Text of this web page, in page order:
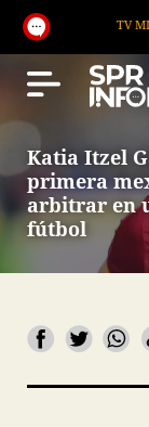
TV
Katia Itzel
primera
arbitrar en
fútbol